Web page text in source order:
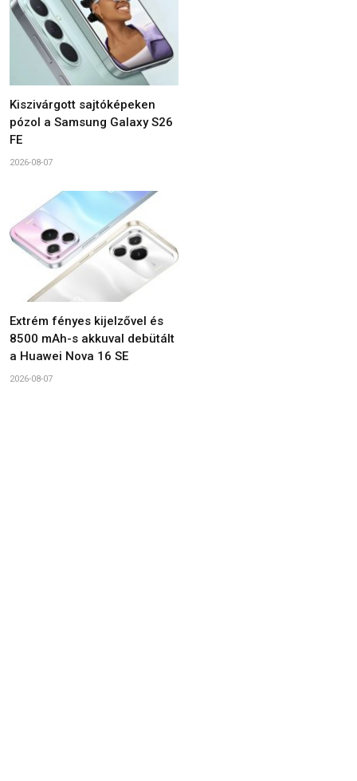
Kiszivárgott sajtóképeken
pózol a Samsung Galaxy S26
FE
2026-08-07
Extrém fényes kijelzővel és
8500 mAh-s akkuval debütált
a Huawei Nova 16 SE
2026-08-07